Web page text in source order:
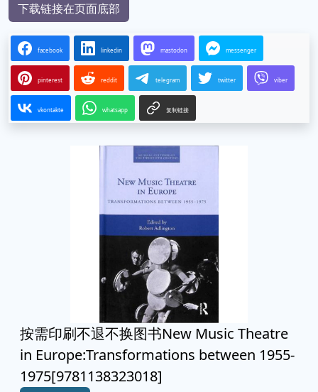
下载链接在页面底部
facebook linkedin mastodon messenger
pinterest reddit telegram twitter viber
vkontakte whatsapp 复制链接
按需印刷不退不换图书New Music Theatre
in Europe:Transformations between 1955-
1975[9781138323018]